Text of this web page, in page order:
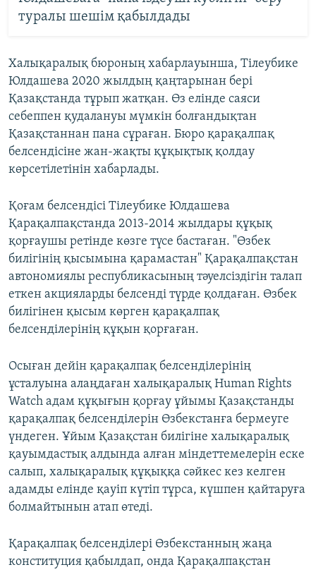
туралы шешім қабылдады
Халықаралық бюроның хабарлауынша, Тілеубике
Юлдашева 2020 жылдың қаңтарынан бері
Қазақстанда тұрып жатқан. Өз елінде саяси
себеппен қудалануы мүмкін болғандықтан
Қазақстаннан пана сұраған. Бюро қарақалпақ
белсендісіне жан-жақты құқықтық қолдау
көрсетілетінін хабарлады.
Қоғам белсендісі Тілеубике Юлдашева
Қарақалпақстанда 2013-2014 жылдары құқық
қорғаушы ретінде көзге түсе бастаған. "Өзбек
билігінің қысымына қарамаcтан" Қарақалпақстан
автономиялы республикасының тәуелсіздігін талап
еткен акцияларды белсенді түрде қолдаған. Өзбек
билігінен қысым көрген қарақалпақ
белсенділерінің құқын қорғаған.
Осыған дейін қарақалпақ белсенділерінің
ұсталуына алаңдаған халықаралық Human Rights
Watch адам құқығын қорғау ұйымы Қазақстанды
қарақалпақ белсенділерін Өзбекстанға бермеуге
үндеген. Ұйым Қазақстан билігіне халықаралық
қауымдастық алдында алған міндеттемелерін еске
салып, халықаралық құқыққа сәйкес кез келген
адамды елінде қауіп күтіп тұрса, күшпен қайтаруға
болмайтынын атап өтеді.
Қарақалпақ белсенділері Өзбекстанның жаңа
конституция қабылдап, онда Қарақалпақстан